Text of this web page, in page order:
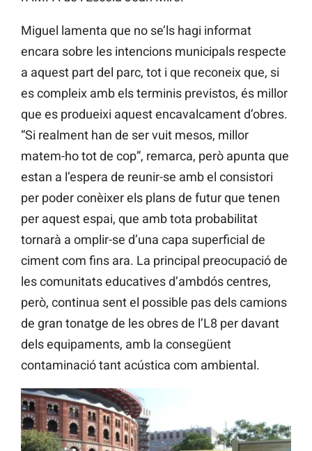
Miguel lamenta que no se’ls hagi informat
encara sobre les intencions municipals respecte
a aquest part del parc, tot i que reconeix que, si
es compleix amb els terminis previstos, és millor
que es produeixi aquest encavalcament d’obres.
“Si realment han de ser vuit mesos, millor
matem-ho tot de cop”, remarca, però apunta que
estan a l’espera de reunir-se amb el consistori
per poder conèixer els plans de futur que tenen
per aquest espai, que amb tota probabilitat
tornarà a omplir-se d’una capa superficial de
ciment com fins ara. La principal preocupació de
les comunitats educatives d’ambdós centres,
però, continua sent el possible pas dels camions
de gran tonatge de les obres de l’L8 per davant
dels equipaments, amb la consegüent
contaminació tant acústica com ambiental.